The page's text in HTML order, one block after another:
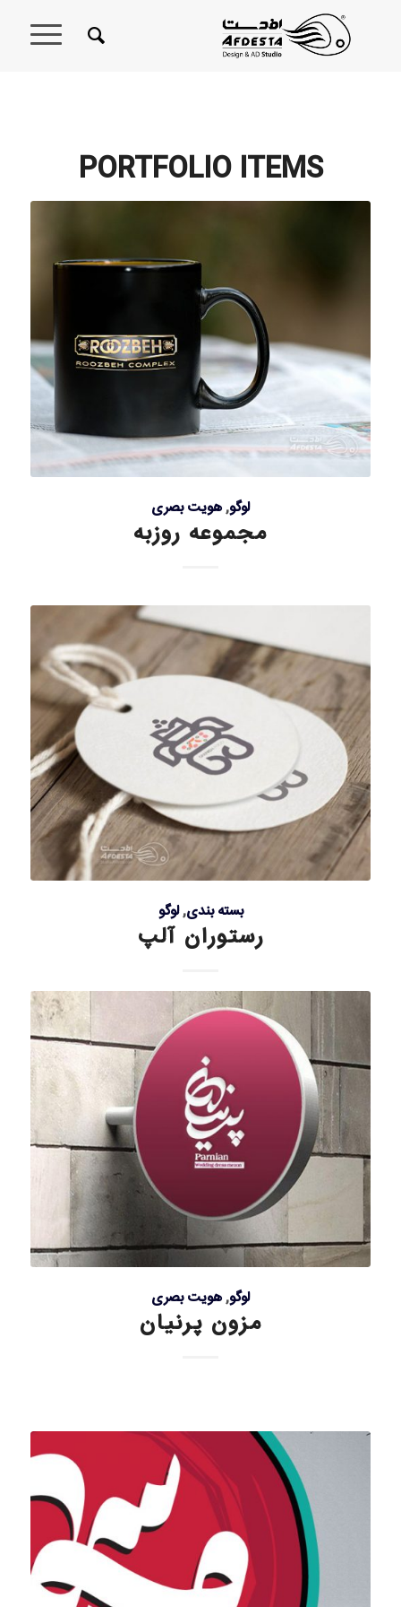
PORTFOLIO ITEMS
لوگو,هویت بصری
مجموعه روزبه
بسته بندی,لوگو
رستوران آلپ
لوگو,هویت بصری
مزون پرنیان